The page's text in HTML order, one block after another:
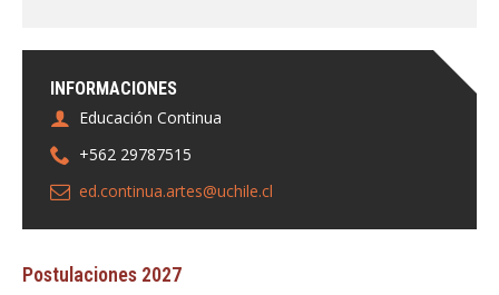
INFORMACIONES
Educación Continua
+562 29787515
ed.continua.artes@uchile.cl
Postulaciones 2027